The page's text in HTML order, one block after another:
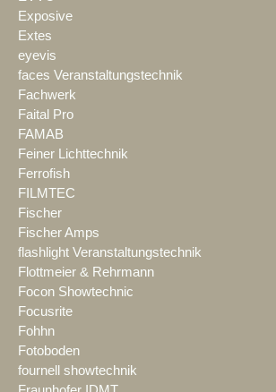
Exposive
Extes
eyevis
faces Veranstaltungstechnik
Fachwerk
Faital Pro
FAMAB
Feiner Lichttechnik
Ferrofish
FILMTEC
Fischer
Fischer Amps
flashlight Veranstaltungstechnik
Flottmeier & Rehrmann
Focon Showtechnic
Focusrite
Fohhn
Fotoboden
fournell showtechnik